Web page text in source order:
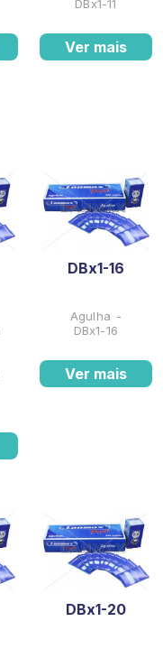
DBx1-11
Ver mais
DBx1-16
Agulha -
DBx1-16
Ver mais
DBx1-20